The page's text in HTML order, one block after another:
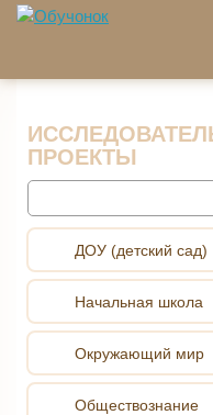
Перейти к основному
ПРОЕКТЫ
ДОУ (детский сад)
Начальная школа
Окружающий мир
Обществознание